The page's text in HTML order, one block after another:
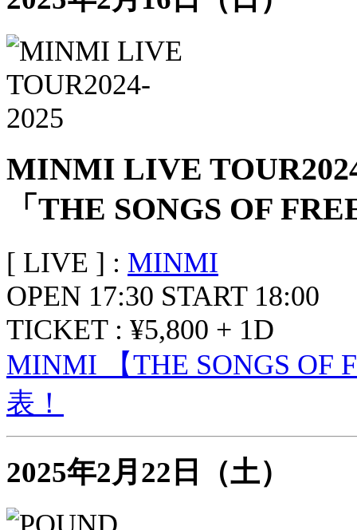
MINMI LIVE
「THE SONGS OF
[ LIVE ] : MINMI
OPEN 17:30 START 18:00
TICKET : ¥5,800 + 1D
MINMI 【THE SONGS OF
表！
2025年2月22日（土）